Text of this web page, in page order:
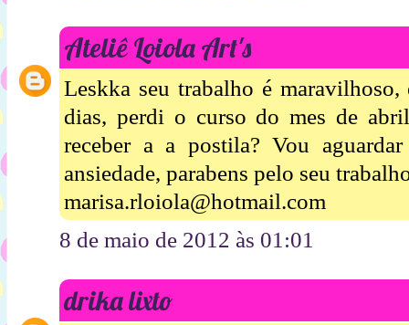
Ateliê Loiola Art's
Leskka seu trabalho é maravilhoso,
dias, perdi o curso do mes de
receber a a postila? Vou
ansiedade, parabens pelo seu
marisa.rloiola@hotmail.com
8 de maio de 2012 às 01:01
drika lixto